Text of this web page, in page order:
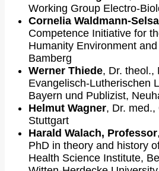
Working Group Electro-
Cornelia Waldmann-
Competence Initiative for
Humanity Environment
Bamberg
Werner Thiede, Dr. theol.,
Evangelisch-Lutherischen
Bayern und Publizist,
Helmut Wagner, Dr. med.,
Stuttgart
Harald Walach, Professor
PhD in theory and history
Health Science Institute,